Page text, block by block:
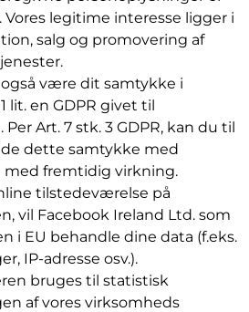
Vores legitime interesse ligger i
salg og promovering af
være dit samtykke i
lit. en GDPR givet til
Art. 7 stk. 3 GDPR, kan du til
dette samtykke med
med fremtidig virkning.
tilstedeværelse på
vil Facebook Ireland Ltd. som
i EU behandle dine data (f.eks.
IP-adresse osv.).
bruges til statistisk
af vores virksomheds